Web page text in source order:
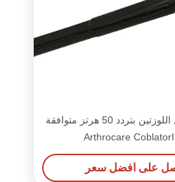
عصا استئصال اللوزتين بتردد 50 هرتز متوافقة
على افضل سعر